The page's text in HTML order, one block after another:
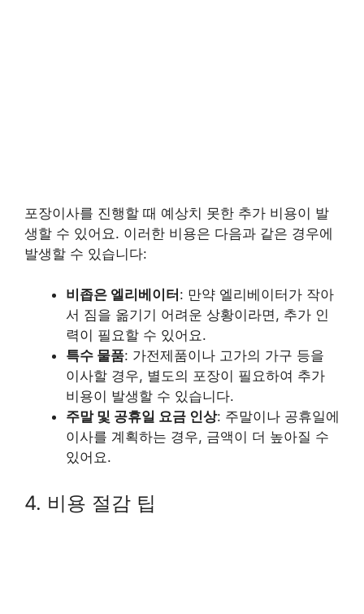
포장이사를 진행할 때 예상치 못한 추가 비용이 발
생할 수 있어요. 이러한 비용은 다음과 같은 경우에
발생할 수 있습니다:
비좁은 엘리베이터 : 만약 엘리베이터가 작아
서 짐을 옮기기 어려운 상황이라면, 추가 인
력이 필요할 수 있어요.
특수 물품: 가전제품이나 고가의 가구 등을
이사할 경우, 별도의 포장이 필요하여 추가
비용이 발생할 수 있습니다.
주말 및 공휴일 요금 인상: 주말이나 공휴일에
이사를 계획하는 경우, 금액이 더 높아질 수
있어요.
4. 비용 절감 팁